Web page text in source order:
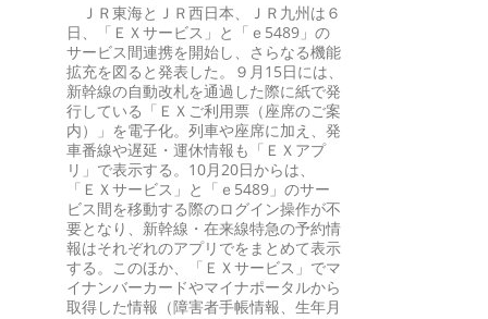
ＪＲ東海とＪＲ西日本、ＪＲ九州は６
日、「ＥＸサービス」と「ｅ5489」の
サービス間連携を開始し、さらなる機能
拡充を図ると発表した。９月15日には、
新幹線の自動改札を通過した際に紙で発
行している「ＥＸご利用票（座席のご案
内）」を電子化。列車や座席に加え、発
車番線や遅延・運休情報も「ＥＸアプ
リ」で表示する。10月20日からは、
「ＥＸサービス」と「ｅ5489」のサー
ビス間を移動する際のログイン操作が不
要となり、新幹線・在来線特急の予約情
報はそれぞれのアプリでをまとめて表示
する。このほか、「ＥＸサービス」でマ
イナンバーカードやマイナポータルから
取得した情報（障害者手帳情報、生年月